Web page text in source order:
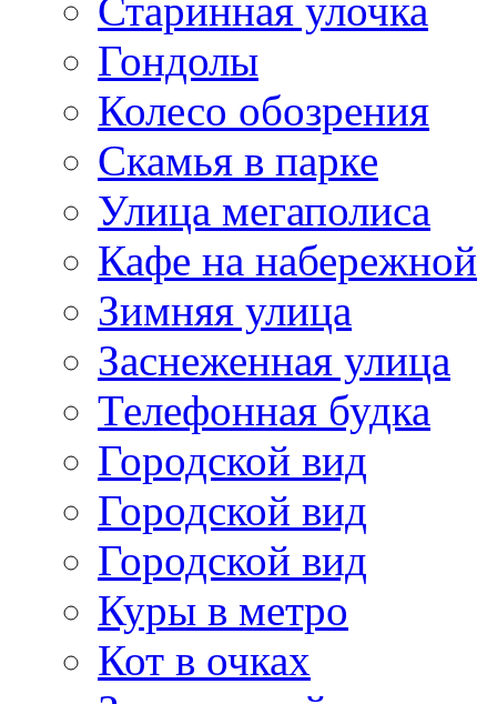
Старинная улочка
Гондолы
Колесо обозрения
Скамья в парке
Улица мегаполиса
Кафе на набережной
Зимняя улица
Заснеженная улица
Телефонная будка
Городской вид
Городской вид
Городской вид
Куры в метро
Кот в очках